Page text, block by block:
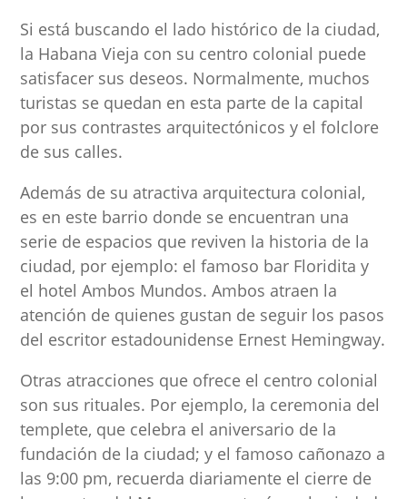
Si está buscando el lado histórico de la ciudad,
la Habana Vieja con su centro colonial puede
satisfacer sus deseos. Normalmente, muchos
turistas se quedan en esta parte de la capital
por sus contrastes arquitectónicos y el folclore
de sus calles.
Además de su atractiva arquitectura colonial,
es en este barrio donde se encuentran una
serie de espacios que reviven la historia de la
ciudad, por ejemplo: el famoso bar Floridita y
el hotel Ambos Mundos. Ambos atraen la
atención de quienes gustan de seguir los pasos
del escritor estadounidense Ernest Hemingway.
Otras atracciones que ofrece el centro colonial
son sus rituales. Por ejemplo, la ceremonia del
templete, que celebra el aniversario de la
fundación de la ciudad; y el famoso cañonazo a
las 9:00 pm, recuerda diariamente el cierre de